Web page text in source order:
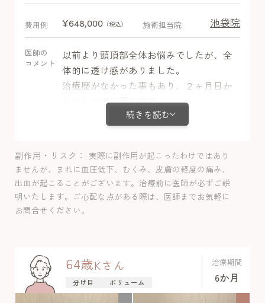
費用例 ¥648,000（税込） 施術担当院 池袋院
医師の
コメント
以前より頭頂部全体お悩みでしたが、全
体的に透け感がありました。
治療歴がなかった事もあり、２ヶ月目か
ら少しづず効果を実感。
4ヶ月目からしっかり発毛しました。
を行っていますが、毛髪の経過は問題な
さそうです。
続きを読む
副作用・リスク
実際に副作用が起こったわけではあり
ませんが、まれに血圧低下、むくみ、皮膚の軽度の痛み、
出血が起こることがございます。治療前に医師が必ずご説
明いたします。ご心配な点がある際は、医師までお気軽に
お問合せください。
64歳Kさん
分け目 ボリューム
治療期間
6か月